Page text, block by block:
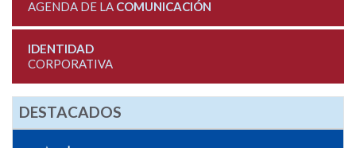
AGENDA DE LA COMUNICACIÓN
IDENTIDAD
CORPORATIVA
DESTACADOS